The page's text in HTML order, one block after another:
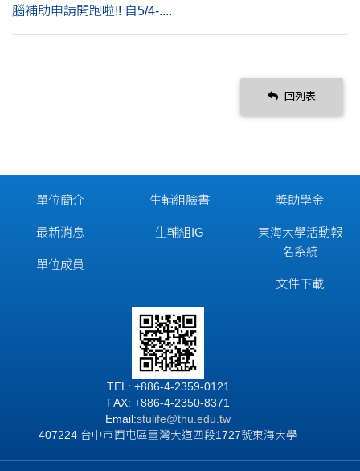
腦補助申請開跑啦!! 自5/4-....
回列表
單位簡介
最新消息
單位成員
生輔組臉書
生輔組IG
獎助學金
東海大學活動報
名系統
文件下載
TEL: +886-4-2359-0121
FAX: +886-4-2350-8371
Email:stulife@thu.edu.tw
407224 台中市西屯區臺灣大道四段1727號東海大學